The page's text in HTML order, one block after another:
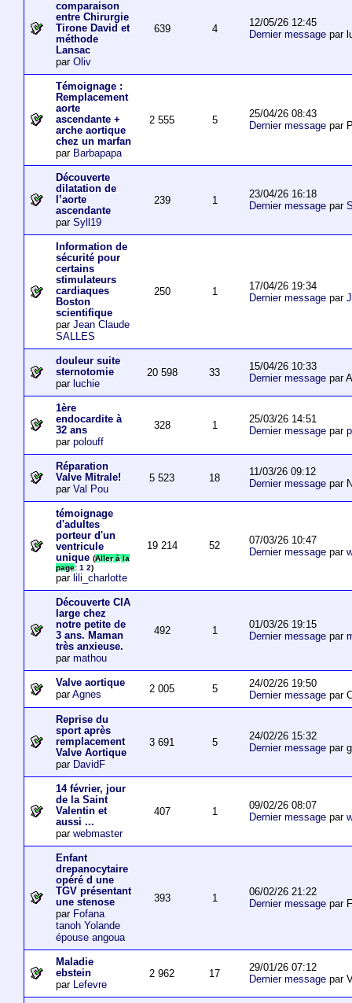
comparaison
entre Chirurgie
Tirone David et
méthode
Lansac
par Oliv
639 4
12/05/26 12:45
Dernier messagepar
Témoignage :
Remplacement
aorte
ascendante +
arche aortique
chez un marfan
par Barbapapa
2 555 5
25/04/26 08:43
Dernier messagepar
Découverte
dilatation de
l’aorte
ascendante
par Syll19
239 1
23/04/26 16:18
Dernier messagepar
Information de
sécurité pour
certains
stimulateurs
cardiaques
Boston
scientifique
par Jean Claude
SALLES
250 1
17/04/26 19:34
Dernier messagepar
douleur suite
sternotomie
par luchie
20 598 33
15/04/26 10:33
Dernier messagepar
1ère
endocardite à
32 ans
par polouff
328 1
25/03/26 14:51
Dernier messagepar
Réparation
Valve Mitrale!
par Val Pou
5 523 18
11/03/26 09:12
Dernier messagepar
témoignage
d'adultes
porteur d'un
ventricule
unique (Aller à la
page: 1 2)
par lili_charlotte
19 214 52
07/03/26 10:47
Dernier messagepar
Découverte CIA
large chez
notre petite de
3 ans. Maman
très anxieuse.
par mathou
492 1
01/03/26 19:15
Dernier messagepar
Valve aortique
parAgnes 2 005 5
24/02/26 19:50
Dernier messagepar
Reprise du
sport après
remplacement
Valve Aortique
par DavidF
3 691 5
24/02/26 15:32
Dernier messagepar
14 février, jour
de la Saint
Valentin et
aussi ...
par webmaster
407 1
09/02/26 08:07
Dernier messagepar
Enfant
drepanocytaire
opéré d une
TGV présentant
une stenose
par Fofana
tanoh Yolande
épouse angoua
393 1
06/02/26 21:22
Dernier messagepar
Maladie
ebstein
par Lefevre
2 962 17
29/01/26 07:12
Dernier messagepar